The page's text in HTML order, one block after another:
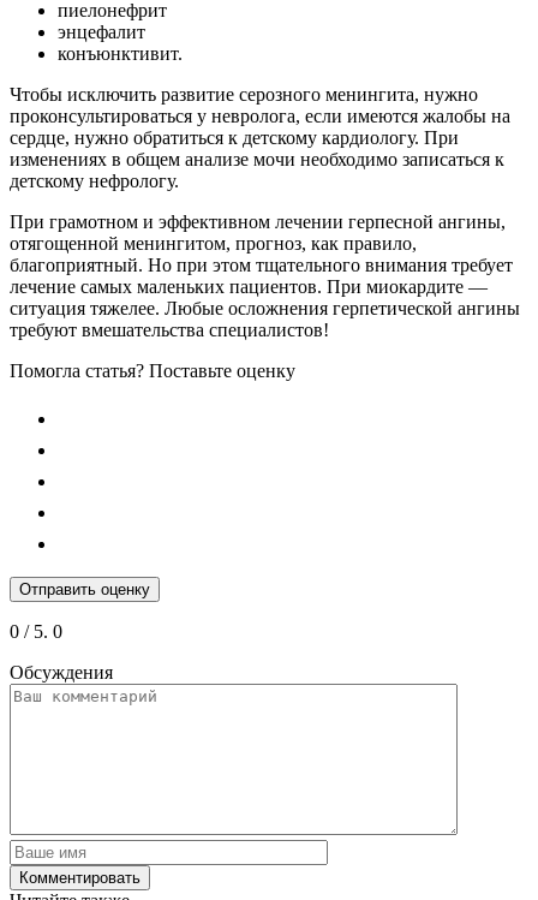
пиелонефрит
энцефалит
конъюнктивит.
Чтобы исключить развитие серозного менингита, нужно
проконсультироваться у невролога, если имеются жалобы на
сердце, нужно обратиться к детскому кардиологу. При
изменениях в общем анализе мочи необходимо записаться к
детскому нефрологу.
При грамотном и эффективном лечении герпесной ангины,
отягощенной менингитом, прогноз, как правило,
благоприятный. Но при этом тщательного внимания требует
лечение самых маленьких пациентов. При миокардите —
ситуация тяжелее. Любые осложнения герпетической ангины
требуют вмешательства специалистов!
Помогла статья? Поставьте оценку
Отправить оценку
0 / 5. 0
Обсуждения